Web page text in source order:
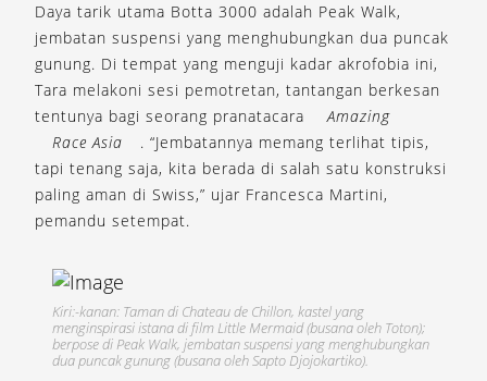
Daya tarik utama Botta 3000 adalah Peak Walk,
jembatan suspensi yang menghubungkan dua puncak
gunung. Di tempat yang menguji kadar akrofobia ini,
Tara melakoni sesi pemotretan, tantangan berkesan
tentunya bagi seorang pranatacara
Amazing
Race Asia
. “Jembatannya memang terlihat tipis,
tapi tenang saja, kita berada di salah satu konstruksi
paling aman di Swiss,” ujar Francesca Martini,
pemandu setempat.
Kiri:-kanan: Taman di Chateau de Chillon, kastel yang
menginspirasi istana di film Little Mermaid (busana oleh Toton);
berpose di Peak Walk, jembatan suspensi yang menghubungkan
dua puncak gunung (busana oleh Sapto Djojokartiko).